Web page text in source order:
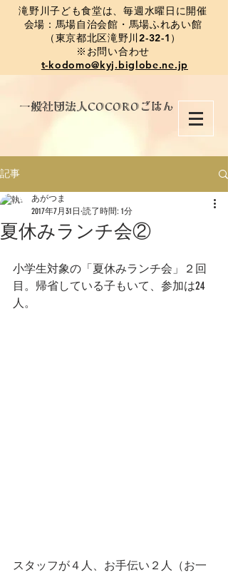
​滝野川子ども食堂は、毎週水曜日に開催
会場：馬場自治会館・馬場ふれあい館
（東京都北区滝野川2-32-1）
※お問い合わせ
t-kodomo@kyj.biglobe.ne.jp
​一般社団法人COCOROごはん
記事
夏休みランチ会②
あがつま
2017年7月31日 読了時間: 1分
小学生対象の「夏休みランチ会」２回
目。帰省している子もいて、参加は24
人。
スタッフが４人、お手伝い２人（お一